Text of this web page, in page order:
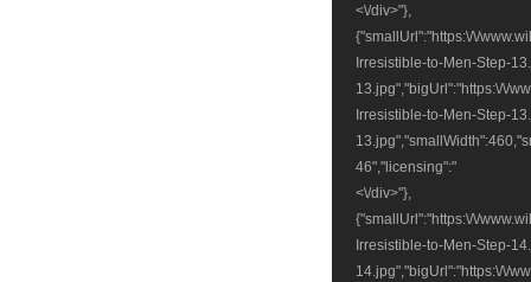
<\/div>"},
{"smallUrl":"https:\/\/
Irresistible-to-Men-Step-
13.jpg","bigUrl":"https:\/\/
Irresistible-to-Men-Step-
46","licensing":"
<\/div>"},
{"smallUrl":"https:\/\/
Irresistible-to-Men-Step-
14.jpg","bigUrl":"https:\/\/